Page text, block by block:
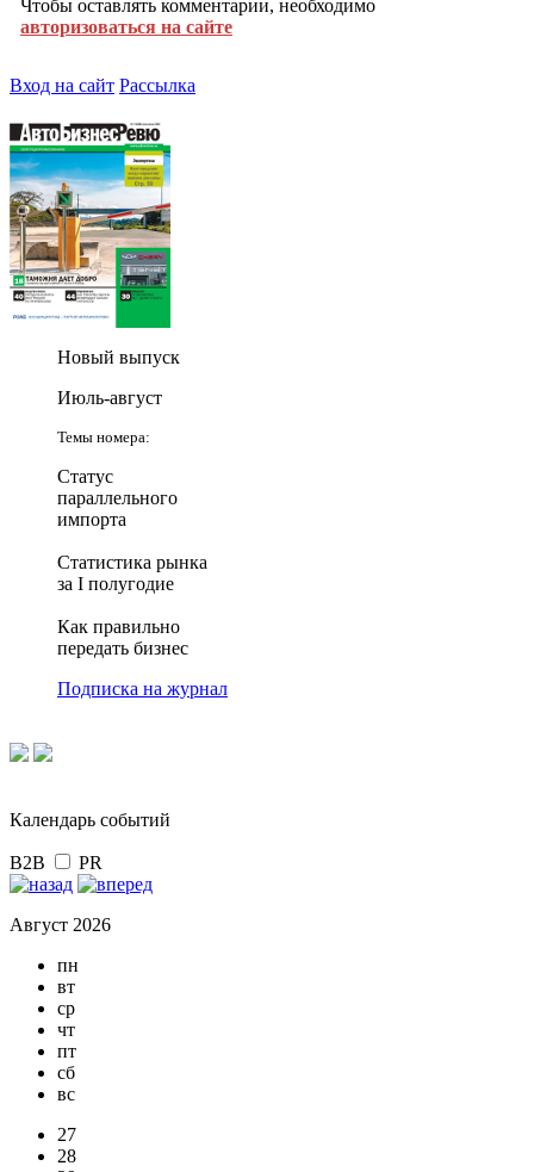
Чтобы оставлять комментарии, необходимо
авторизоваться на сайте
Вход на сайт Рассылка
Новый выпуск
Июль-август
Темы номера:
Статус
параллельного
импорта
Статистика рынка
за I полугодие
Как правильно
передать бизнес
Подписка на журнал
Календарь событий
B2B PR
Август 2026
пн
вт
ср
чт
пт
сб
вс
27
28